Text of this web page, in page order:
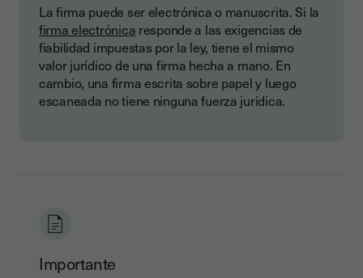
La firma puede ser electrónica o manuscrita. Si la
firma electrónica responde a las exigencias de
fiabilidad impuestas por la ley, tiene el mismo
valor jurídico de una firma hecha a mano. En
cambio, una firma escrita sobre papel y luego
escaneada no tiene ninguna fuerza jurídica.
Importante